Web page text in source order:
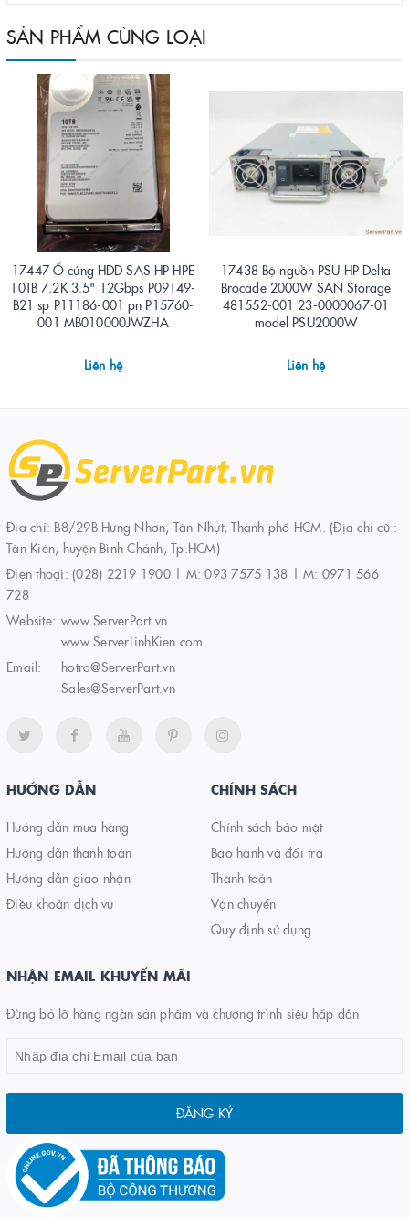
SẢN PHẨM CÙNG LOẠI
17447 Ổ cứng HDD SAS HP HPE
10TB 7.2K 3.5" 12Gbps P09149-
B21 sp P11186-001 pn P15760-
001 MB010000JWZHA
Liên hệ
17438 Bộ nguồn PSU HP Delta
Brocade 2000W SAN Storage
481552-001 23-0000067-01
model PSU2000W
Liên hệ
Địa chỉ: B8/29B Hưng Nhơn, Tân Nhựt, Thành phố HCM. (Địa chỉ cũ :
Tân Kiên, huyện Bình Chánh, Tp.HCM)
Điện thoại: (028) 2219 1900 | M: 093 7575 138 | M: 0971 566
728
Website: www.ServerPart.vn
www.ServerLinhKien.com
Email:
hotro@ServerPart.vn
Sales@ServerPart.vn
HƯỚNG DẪN
Hướng dẫn mua hàng
Hướng dẫn thanh toán
Hướng dẫn giao nhận
Điều khoản dịch vụ
CHÍNH SÁCH
Chính sách bảo mật
Bảo hành và đổi trả
Thanh toán
Vận chuyển
Quy định sử dụng
NHẬN EMAIL KHUYẾN MÃI
Đừng bỏ lỡ hàng ngàn sản phẩm và chương trình siêu hấp dẫn
ĐĂNG KÝ